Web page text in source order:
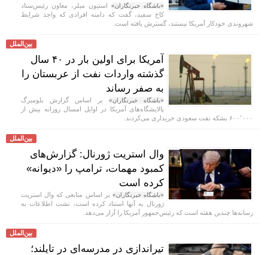
«باشگاه خبرنگاران» استیون میلر، معاون رئیس‌ستاد
کاخ سفید، گفت که دامنه افرادی که واجد شرایط
شهروندی خودکار آمریکا نیستند، گسترش یافته است.
بین‌الملل
آمریکا برای اولین بار در ۴۰ سال
گذشته واردات نفت از عربستان را
به صفر رساند
«باشگاه خبرنگاران» بر اساس گزارش بلومبرگ
پالایشگاه‌های آمریکا در اوایل امسال روزانه بیش از
۶۰۰٬۰۰۰ بشکه نفت سعودی خریداری می‌کردند.
بین‌الملل
وال استریت ژورنال: گزارش‌های
کمبود مهمات، ترامپ را «دیوانه»
کرده است
«باشگاه خبرنگاران» بر اساس منابعی که وال استریت
ژورنال به آنها استناد کرده است، نشت اطلاعات به
رسانه‌ها چندین هفته است که رئیس‌جمهور آمریکا را آزار می‌دهد.
بین‌الملل
تیراندازی در مدرسه‌ای در تایلند؛